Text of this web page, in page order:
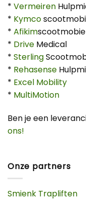
* Vermeiren
* Kymco
* Afikim
* Drive Medical
* Sterling
* Rehasense
* Excel Mobility
* MultiMotion
Ben je een
ons!
Onze partners
Smienk Trapliften